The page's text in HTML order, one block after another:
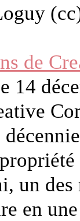
de
14
un des
en